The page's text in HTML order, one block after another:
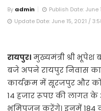
By admin
Publish Date: June
Update Date: June 15, 2021 /
रायपुर।मुख्यमंत्री श्री भूपेश
बजे अपने रायपुर निवास
कार्यक्रम में सूरजपुर और
14 हजार रूपए की लागत के
भूमिपूजन करेंगे। इनमें 184